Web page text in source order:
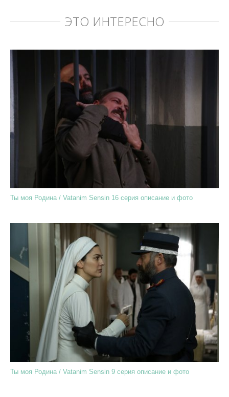
ЭТО ИНТЕРЕСНО
Ты моя Родина / Vatanim Sensin 16 серия описание и фото
Ты моя Родина / Vatanim Sensin 9 серия описание и фото